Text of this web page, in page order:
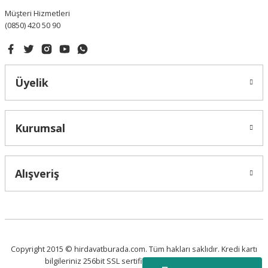
Müşteri Hizmetleri
(0850) 420 50 90
Üyelik
Kurumsal
Alışveriş
Copyright 2015 © hirdavatburada.com. Tüm hakları saklıdır. Kredi kartı
bilgileriniz 256bit SSL sertifikası ile korunmaktadır.